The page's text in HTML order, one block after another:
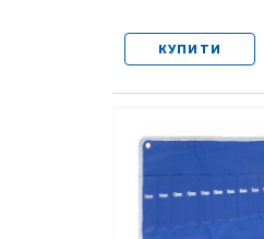
КУПИТИ